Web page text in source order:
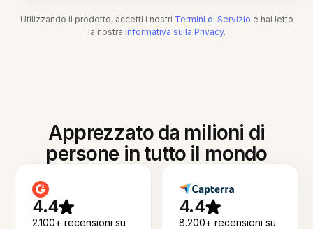
Utilizzando il prodotto, accetti i nostri Termini di Servizio e hai letto
la nostra Informativa sulla Privacy.
Apprezzato da milioni di
persone in tutto il mondo
4.4
2.100+ recensioni su
4.4
8.200+ recensioni su